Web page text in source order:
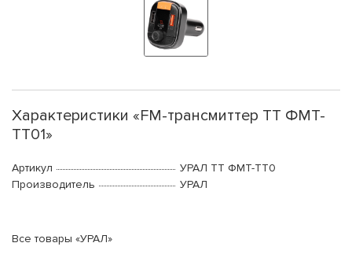
Характеристики «FM-трансмиттер ТТ ФМТ-
ТТ01»
Артикул
УРАЛ ТТ ФМТ-ТТ0
Производитель
УРАЛ
Все товары «УРАЛ»